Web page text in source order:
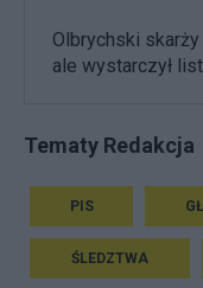
Olbrychski skarży
ale wystarczył
Tematy Redakcja
PIS
ŚLEDZTWA